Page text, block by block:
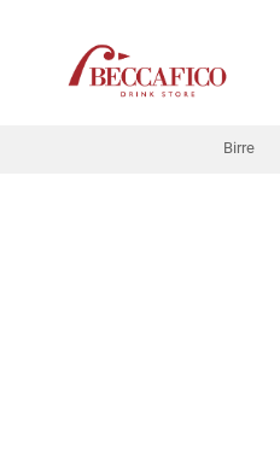
Birre